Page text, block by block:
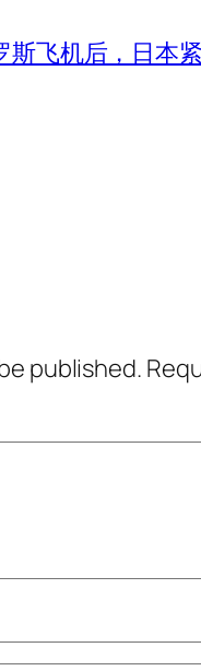
飞机后，日本
published.